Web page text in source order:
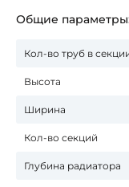
Общие
Кол-во труб в
Высота
Ширина
Кол-во секций
Глубина радиатора